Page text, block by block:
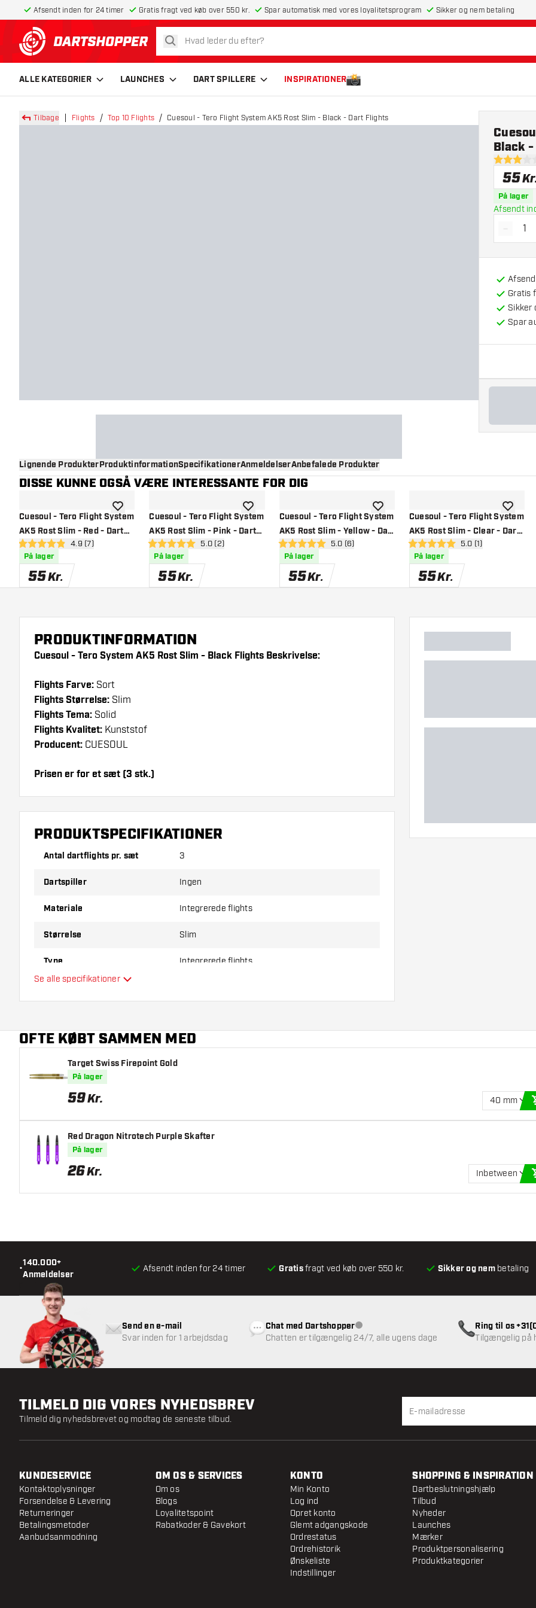
Afsendt inden for 24 timer Gratis fragt ved køb over 550 kr. Spar automatisk med vores loyalitetsprogram Sikker og nem betaling
tilbage til forsiden
søg
ALLE KATEGORIER LAUNCHES DART SPILLERE INSPIRATIONER
Tilbage Flights Top 10 Flights Cuesoul - Tero Flight System AK5 Rost Slim - Black - Dart Flights
3
Black
55
På lager
Afsendt
-
Gratis
Sikker
Spar
Lignende ProdukterProduktinformationSpecifikationerAnmeldelserAnbefalede Produkter
DISSE KUNNE OGSÅ VÆRE INTERESSANTE FOR DIG
Cuesoul - Tero Flight System
AK5 Rost Slim - Red - Dart
Flights
åbn anmeldelsespanel
4.9 bedømmelsesstjerner
4.9 (7)
På lager
55Kr.
tilføje til ønskelisteCuesoul - Tero Flight System
AK5 Rost Slim - Pink - Dart
Flights
åbn anmeldelsespanel
5 bedømmelsesstjerner
5.0 (2)
På lager
55Kr.
tilføje til ønskelisteCuesoul - Tero Flight System
AK5 Rost Slim - Yellow - Dart
Flights
åbn anmeldelsespanel
5 bedømmelsesstjerner
5.0 (6)
På lager
55Kr.
tilføje til ønskelisteCuesoul - Tero Flight System
AK5 Rost Slim - Clear - Dart
Flights
åbn
5 bedømmelsesstjerner
5.0 (1)
På lager
55Kr.
tilføje til
PRODUKTINFORMATION
Cuesoul - Tero System AK5 Rost Slim - Black Flights Beskrivelse:
Flights Farve: Sort
Flights Størrelse: Slim
Flights Tema: Solid
Flights Kvalitet: Kunststof
Producent: CUESOUL
Prisen er for et sæt (3 stk.)
PRODUKTSPECIFIKATIONER
Antal dartflights pr. sæt 3
Dartspiller Ingen
Materiale Integrerede flights
Størrelse Slim
Type Integrerede flights
Se alle specifikationer
OFTE KØBT SAMMEN MED
Target Swiss Firepoint Gold
På lager
59Kr. 40 mm
Red Dragon Nitrotech Purple Skafter
På lager
26Kr. Inbetween
•
140.000+
Anmeldelser
Afsendt inden for 24 timer Gratisfragt ved køb over 550 kr. Sikker og nembetaling
Send en e-mail
Svar inden for 1 arbejdsdag
Chat med DartshopperKundeservice ikke tilgængelig
Chatten er tilgængelig 24/7, alle ugens dage
Ring til os
Tilgængelig på
TILMELD DIG VORES NYHEDSBREV
Tilmeld dig nyhedsbrevet og modtag de seneste tilbud.
KUNDESERVICE
Kontaktoplysninger
Forsendelse & Levering
Returneringer
Betalingsmetoder
Aanbudsanmodning
OM OS & SERVICES
Om os
Blogs
Loyalitetspoint
Rabatkoder & Gavekort
KONTO
Min Konto
Log ind
Opret konto
Glemt adgangskode
Ordrestatus
Ordrehistorik
Ønskeliste
Indstillinger
SHOPPING & INSPIRATION
Dartbeslutningshjælp
Tilbud
Nyheder
Launches
Mærker
Produktpersonalisering
Produktkategorier